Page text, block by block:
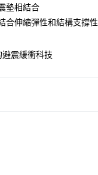
含以上)免運費
墊相結合
合伸縮彈性和結構支撐性
震緩衝科技